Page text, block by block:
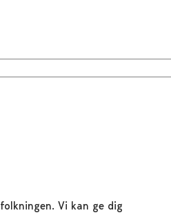
Vi kan ge dig